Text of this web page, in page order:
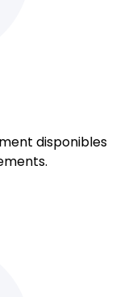
disponibles